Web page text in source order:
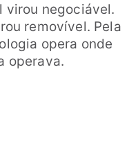
virou negociável.
removível. Pela
opera onde
operava.